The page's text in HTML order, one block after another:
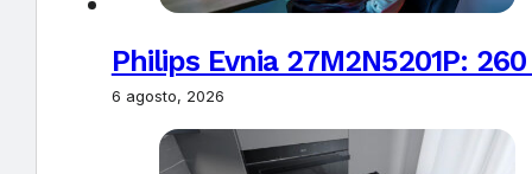
Philips Evnia 27M2N5201P:
6 agosto, 2026